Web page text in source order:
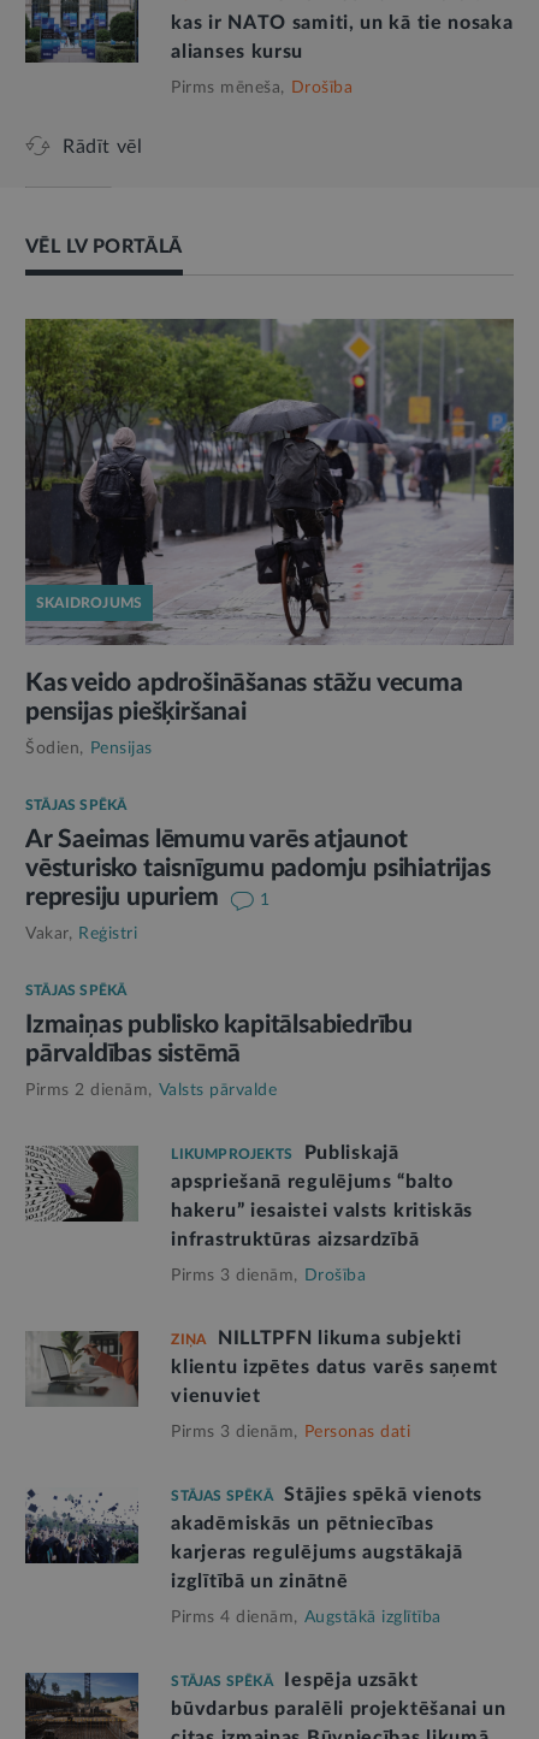
kas ir NATO samiti, un kā tie nosaka
alianses kursu
Pirms mēneša, Drošība
Rādīt vēl
VĒL LV PORTĀLĀ
SKAIDROJUMS
Kas veido apdrošināšanas stāžu vecuma
pensijas piešķiršanai
Šodien, Pensijas
STĀJAS SPĒKĀ
Ar Saeimas lēmumu varēs atjaunot
vēsturisko taisnīgumu padomju psihiatrijas
represiju upuriem
1
Vakar, Reģistri
STĀJAS SPĒKĀ
Izmaiņas publisko kapitālsabiedrību
pārvaldības sistēmā
Pirms 2 dienām, Valsts pārvalde
LIKUMPROJEKTS
Publiskajā
apspriešanā regulējums “balto
hakeru” iesaistei valsts kritiskās
infrastruktūras aizsardzībā
Pirms 3 dienām, Drošība
ZIŅA
NILLTPFN likuma subjekti
klientu izpētes datus varēs saņemt
vienuviet
Pirms 3 dienām, Personas dati
STĀJAS SPĒKĀ
Stājies spēkā vienots
akadēmiskās un pētniecības
karjeras regulējums augstākajā
izglītībā un zinātnē
Pirms 4 dienām, Augstākā izglītība
STĀJAS SPĒKĀ
Iespēja uzsākt
būvdarbus paralēli projektēšanai un